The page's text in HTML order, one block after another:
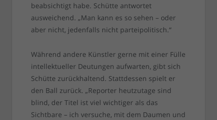
beabsichtigt habe. Schütte antwortet
ausweichend. „Man kann es so sehen – oder
aber nicht, jedenfalls nicht parteipolitisch.“
Während andere Künstler gerne mit einer Fülle
intellektueller Deutungen aufwarten, gibt sich
Schütte zurückhaltend. Stattdessen spielt er
den Ball zurück. „Reporter heutzutage sind
blind, der Titel ist viel wichtiger als das
Sichtbare – ich versuche, mit dem Daumen und